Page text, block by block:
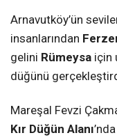
Arnavutköy’ün
insanlarından
gelini Rümeysa için
düğünü
Mareşal Fevzi
Kır Düğün Alanı